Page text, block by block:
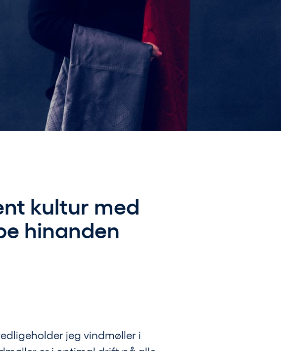
kultur med
hinanden
jeg vindmøller i